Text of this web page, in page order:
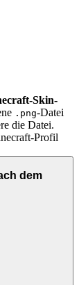
Skin-
.png-Datei
die Datei.
Profil
dem